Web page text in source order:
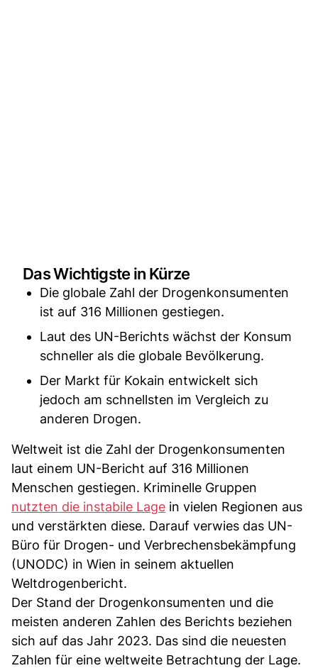
Das Wichtigste in Kürze
Die globale Zahl der Drogenkonsumenten
ist auf 316 Millionen gestiegen.
Laut des UN-Berichts wächst der Konsum
schneller als die globale Bevölkerung.
Der Markt für Kokain entwickelt sich
jedoch am schnellsten im Vergleich zu
anderen Drogen.
Weltweit ist die Zahl der Drogenkonsumenten
laut einem UN-Bericht auf 316 Millionen
Menschen gestiegen. Kriminelle Gruppen
nutzten die instabile Lage in vielen Regionen aus
und verstärkten diese. Darauf verwies das UN-
Büro für Drogen- und Verbrechensbekämpfung
(UNODC) in Wien in seinem aktuellen
Weltdrogenbericht.
Der Stand der Drogenkonsumenten und die
meisten anderen Zahlen des Berichts beziehen
sich auf das Jahr 2023. Das sind die neuesten
Zahlen für eine weltweite Betrachtung der Lage.